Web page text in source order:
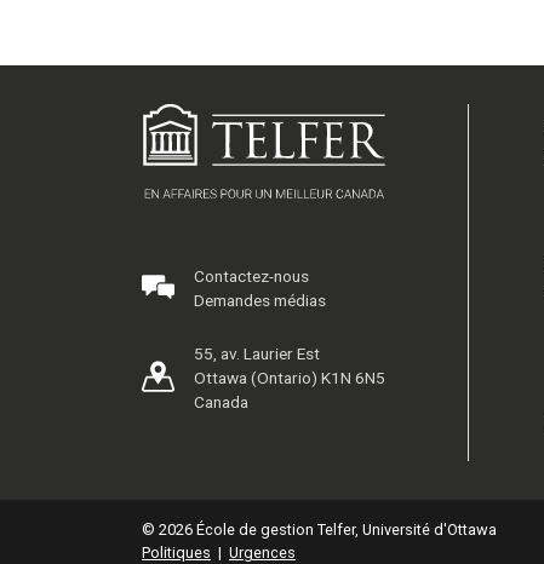
Contactez-nous
Demandes médias
55, av. Laurier Est
Ottawa (Ontario) K1N 6N5
Canada
© 2026 École de gestion Telfer, Université d'Ottawa
Politiques | Urgences